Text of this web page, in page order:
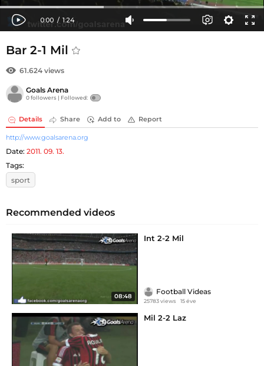
Bar 2-1 Mil
61.624 views
Goals Arena
0 followers | Followed:
Details Share Add to Report
http://www.goalsarena.org
Date: 2011. 09. 13.
Tags:
sport
Recommended videos
08:48
Int 2-2 Mil
Football Videas
25783 views 15 éve
Mil 2-2 Laz